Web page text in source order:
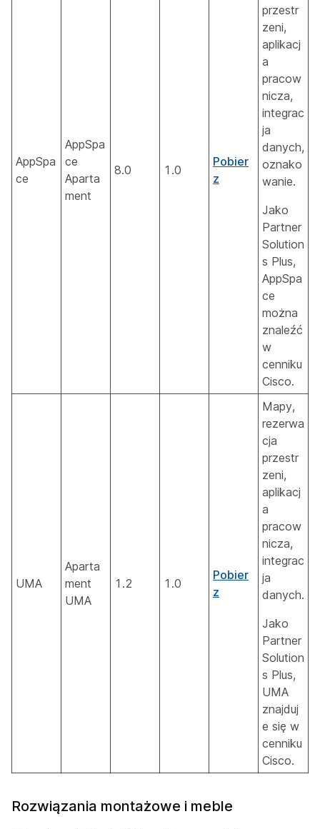
AppSpa
ce
AppSpa
ce
Aparta
ment
8.0 1.0
Pobier
z
przestr
zeni,
aplikacj
a
pracow
nicza,
integrac
ja
danych,
oznako
wanie.
Jako
Partner
Solution
s Plus,
AppSpa
ce
można
znaleźć
w
cenniku
Cisco.
UMA
Aparta
ment
UMA
1.2 1.0
Pobier
z
Mapy,
rezerwa
cja
przestr
zeni,
aplikacj
a
pracow
nicza,
integrac
ja
danych.
Jako
Partner
Solution
s Plus,
UMA
znajduj
e się w
cenniku
Cisco.
Rozwiązania montażowe i meble